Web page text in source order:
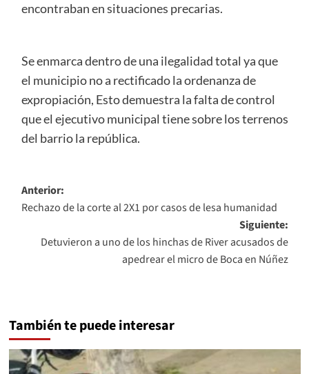
encontraban en situaciones precarias.
Se enmarca dentro de una ilegalidad total ya que
el municipio no a rectificado la ordenanza de
expropiación, Esto demuestra la falta de control
que el ejecutivo municipal tiene sobre los terrenos
del barrio la república.
Navegación
de
entradas
Anterior:
Rechazo de la corte al 2X1 por casos de lesa humanidad
Siguiente:
Detuvieron a uno de los hinchas de River acusados de
apedrear el micro de Boca en Núñez
También te puede interesar